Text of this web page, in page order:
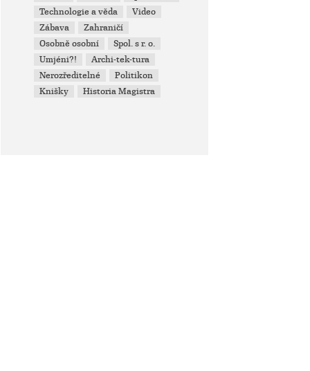
Technologie a věda
Video
Zábava
Zahraničí
Osobně osobní
Spol. s r. o.
Umjéni?!
Archi-tek-tura
Nerozředitelné
Politikon
Knišky
Historia Magistra